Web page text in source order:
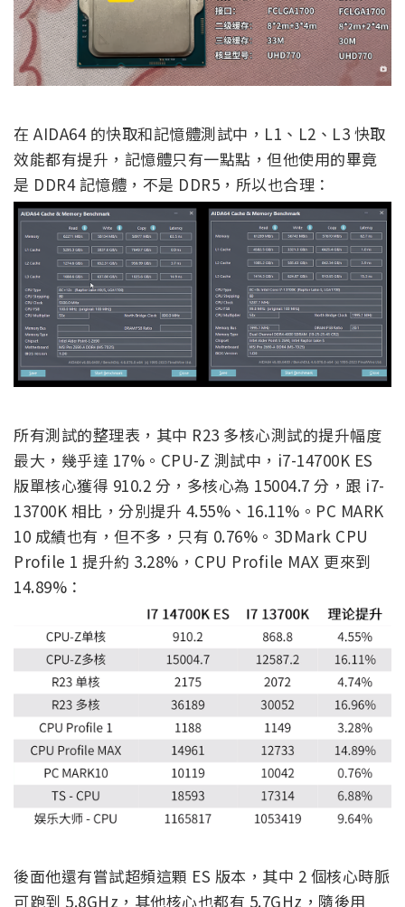
在 AIDA64 的快取和記憶體測試中，L1、L2、L3 快取
效能都有提升，記憶體只有一點點，但他使用的畢竟
是 DDR4 記憶體，不是 DDR5，所以也合理：
所有測試的整理表，其中 R23 多核心測試的提升幅度
最大，幾乎達 17%。CPU-Z 測試中，i7-14700K ES
版單核心獲得 910.2 分，多核心為 15004.7 分，跟 i7-
13700K 相比，分別提升 4.55%、16.11%。PC MARK
10 成績也有，但不多，只有 0.76%。3DMark CPU
Profile 1 提升約 3.28%，CPU Profile MAX 更來到
14.89%：
後面他還有嘗試超頻這顆 ES 版本，其中 2 個核心時脈
可跑到 5.8GHz，其他核心也都有 5.7GHz，隨後用